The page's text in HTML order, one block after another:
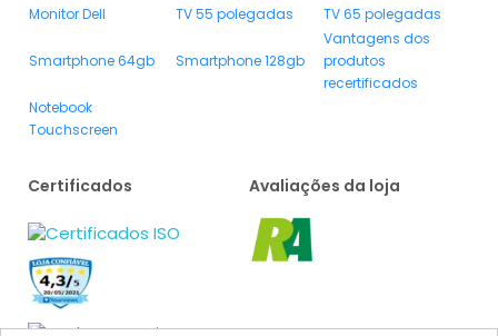
Monitor Dell
TV 55 polegadas TV 65 polegadas
Smartphone 64gb Smartphone 128gb
Vantagens dos
produtos
recertificados
Notebook
Touchscreen
Certificados Avaliações da loja